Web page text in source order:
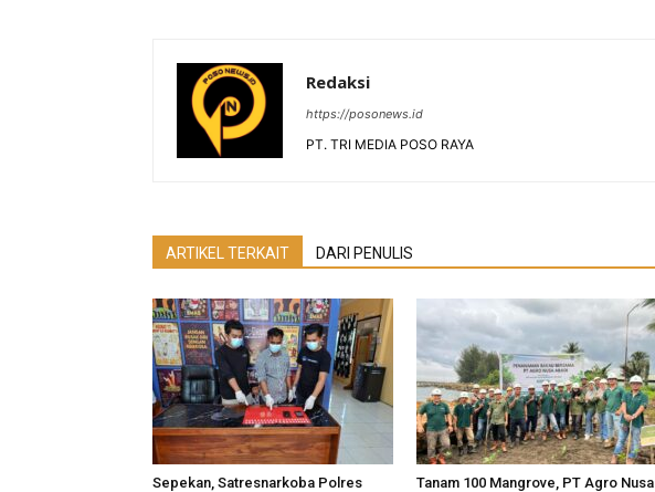
Redaksi
https://posonews.id
PT. TRI MEDIA POSO RAYA
ARTIKEL TERKAIT DARI PENULIS
Sepekan, Satresnarkoba Polres
Tanam 100 Mangrove, PT Agro Nusa